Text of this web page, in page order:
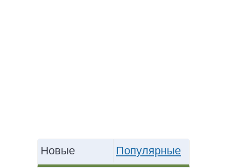
Новые Популярные